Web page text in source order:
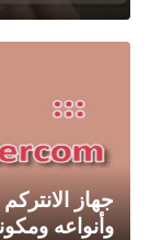
وأنواعه